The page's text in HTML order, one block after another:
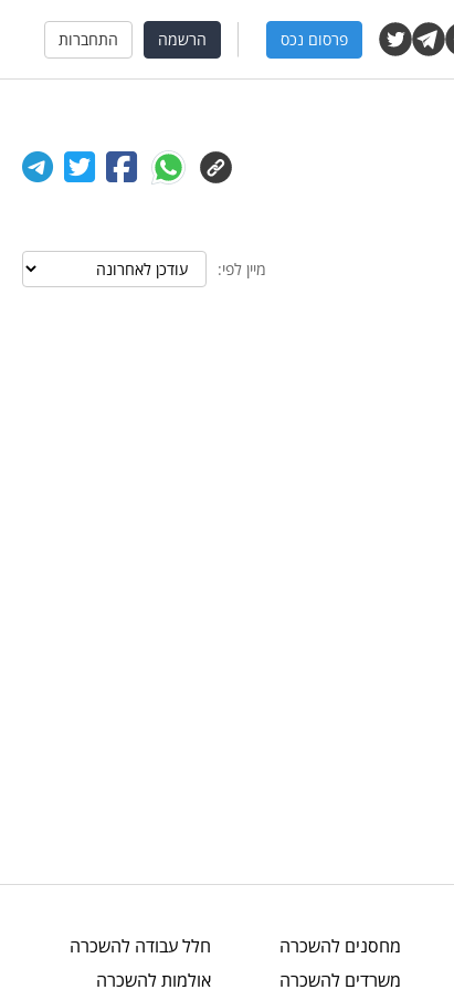
פרסום נכס הרשמה התחברות
מיין לפי:
מחסנים להשכרה
משרדים להשכרה
חלל עבודה להשכרה
אולמותלהשכרה